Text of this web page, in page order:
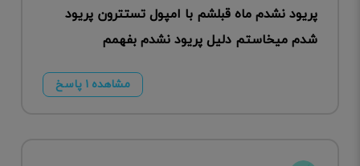
پریود نشدم ماه قبلشم با امپول تستترون پریود
شدم میخاستم دلیل پریود نشدم بفهمم
مشاهده ۱ پاسخ